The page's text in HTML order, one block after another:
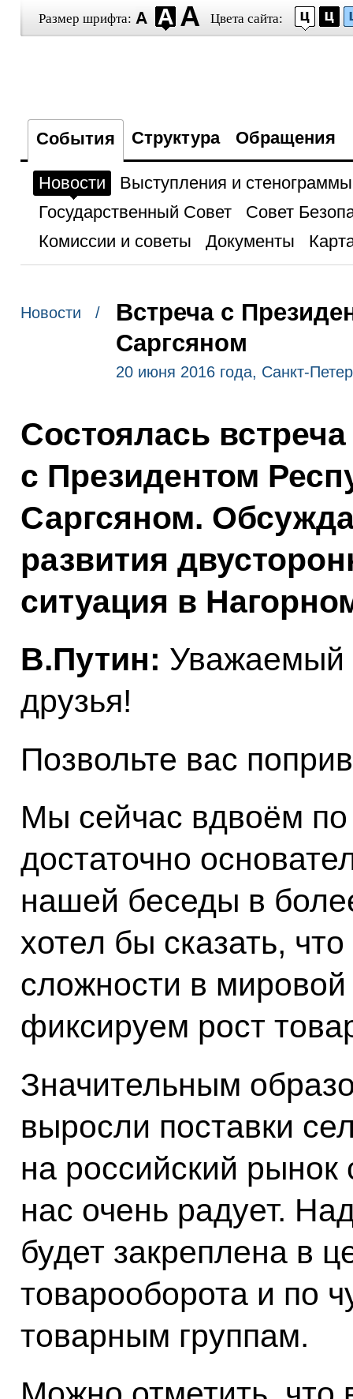
Размер шрифта: Цвета сайта:
События Структура Обращения
Новости
Выступления и стенограммы
Государственный Совет
Совет
Комиссии и советы
Документы
Новости /
Встреча с
Саргсяном
20 июня 2016 года, Санкт-
Состоялась
с Президентом
Саргсяном.
развития
ситуация в
В.Путин: Уважаемый
друзья!
Позвольте вас
Мы сейчас вдвоём
достаточно
нашей беседы в
хотел бы сказать,
сложности в
фиксируем рост
Значительным
выросли поставки
на российский
нас очень радует.
будет закреплена в
товарооборота и по
товарным группам.